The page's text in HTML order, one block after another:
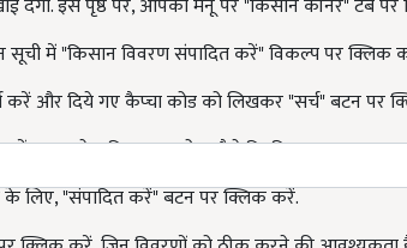
देगा. इस पृष्ठ पर, आपको मेनू पर "किसान कॉर्नर" टैब पर
सूची में "किसान विवरण संपादित करें" विकल्प पर क्लिक
करें और दिये गए कैप्चा कोड को लिखकर "सर्च" बटन पर
का उल्लेख किया गया होगा जैसे कि किसान का नाम,
लिए, "संपादित करें" बटन पर क्लिक करें.